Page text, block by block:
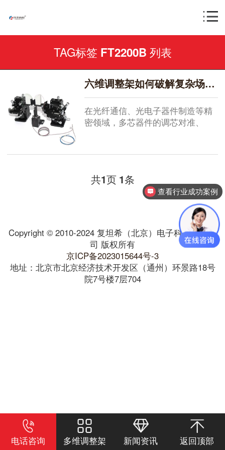
TAG标签 FT2200B 列表
六维调整架如何破解复杂场景调节难题？复坦希FT2200B系列的实用方案
在光纤通信、光电子器件制造等精
密领域，多芯器件的调芯对准、
共1页 1条
Copyright © 2010-2024 复坦希（北京）电子科技有限公
司 版权所有
京ICP备2023015644号-3
地址：北京市北京经济技术开发区（通州）环景路18号
院7号楼7层704
电话咨询 多维调整架 新闻资讯 返回顶部
查看行业成功案例